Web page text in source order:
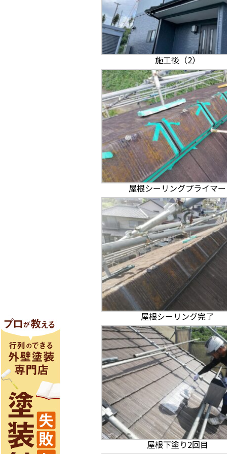
施工後（2）
屋根シーリングプライマー
屋根シーリング完了
屋根下塗り2回目